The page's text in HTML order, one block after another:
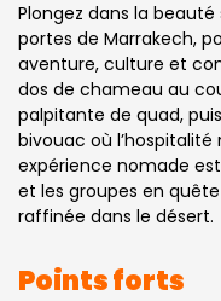
Plongez dans la beauté
portes de Marrakech,
aventure, culture et
dos de chameau au
palpitante de quad,
bivouac où
expérience nomade
et les groupes en
raffinée dans le désert.
Points forts